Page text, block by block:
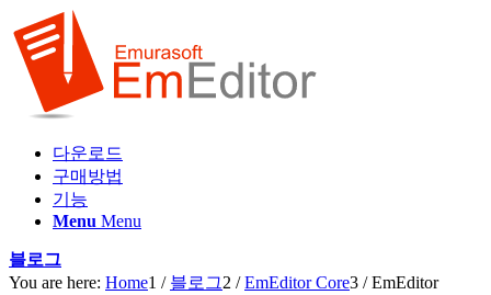
다운로드
구매방법
기능
Menu Menu
블로그
You are here: Home1 / 블로그2 / EmEditor Core3 / EmEditor